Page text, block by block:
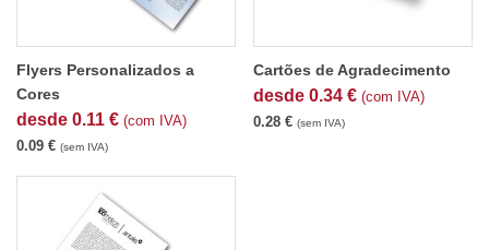
Flyers Personalizados a
Cores
desde 0.11 € (com IVA)
0.09 € (sem IVA)
Cartões de Agradecimento
desde 0.34 € (com IVA)
0.28 € (sem IVA)